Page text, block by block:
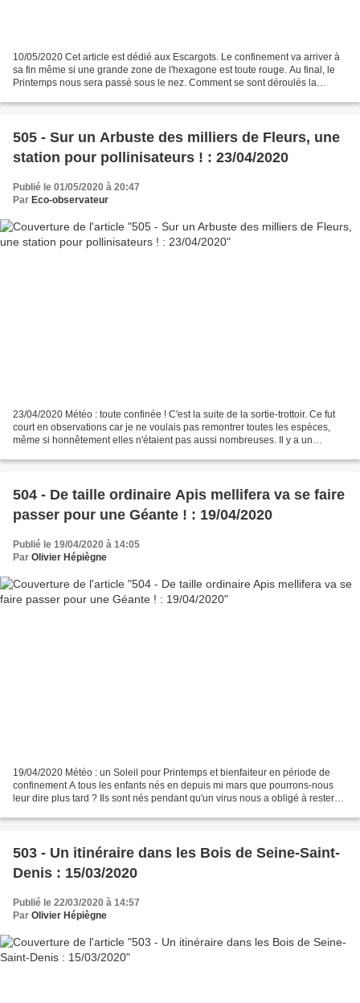
10/05/2020 Cet article est dédié aux Escargots. Le confinement va arriver à
sa fin même si une grande zone de l'hexagone est toute rouge. Au final, le
Printemps nous sera passé sous le nez. Comment se sont déroulés la
505 - Sur un Arbuste des milliers de Fleurs, une
station pour pollinisateurs ! : 23/04/2020
Publié le 01/05/2020 à 20:47
Par Eco-observateur
23/04/2020 Météo : toute confinée ! C'est la suite de la sortie-trottoir. Ce fut
court en observations car je ne voulais pas remontrer toutes les espèces,
même si honnêtement elles n'étaient pas aussi nombreuses. Il y a un
504 - De taille ordinaire Apis mellifera va se faire
passer pour une Géante ! : 19/04/2020
Publié le 19/04/2020 à 14:05
Par Olivier Hépiègne
19/04/2020 Météo : un Soleil pour Printemps et bienfaiteur en période de
confinement A tous les enfants nés en depuis mi mars que pourrons-nous
leur dire plus tard ? Ils sont nés pendant qu'un virus nous a obligé à rester
503 - Un itinéraire dans les Bois de Seine-Saint-
Denis : 15/03/2020
Publié le 22/03/2020 à 14:57
Par Olivier Hépiègne